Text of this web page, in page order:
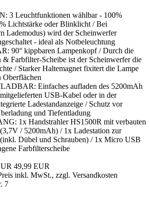
3 Leuchtfunktionen wählbar - 100%
Lichtstärke oder Blinklicht / Bei
Lademodus) wird der Scheinwerfer
- ideal als Notbeleuchtung
90° kippbaren Lampenkopf / Durch die
Farbfilter-Scheibe ist der Scheinwerfer die
/ Starker Haltemagnet fixitert die Lampe
Oberflächen
Einfaches aufladen des 5200mAh
USB-Kabel oder in der
Ladestandanzeige / Schutz vor
und Tiefentladung
1x Handstrahler HS1500R mit verbauten
/ 5200mAh) / 1x Ladestation zur
Dübel und Schrauben) / 1x Micro USB
Farbfilterscheibe
49,99 EUR
inkl. MwSt., zzgl. Versandkosten
7